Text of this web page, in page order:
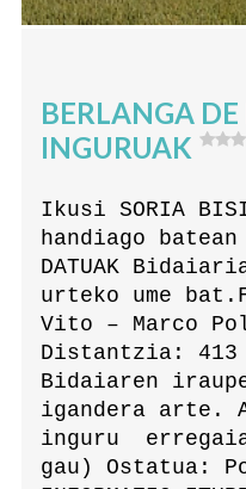
BERLANGA
INGURUAK
Ikusi SORIA
handiago batean
DATUAK
urteko ume
Vito – Marco
Distantzia:
Bidaiaren
igandera arte.
inguru
gau) Ostatua: